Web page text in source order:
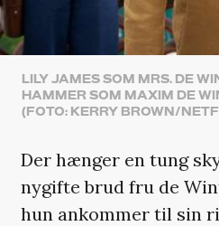
LILY JAMES SOM MRS. DE
HAMMER SOM MAXIM DE
(FOTO: KERRY BROWN/
Der hænger en tung
nygifte brud fru de
hun ankommer til sin